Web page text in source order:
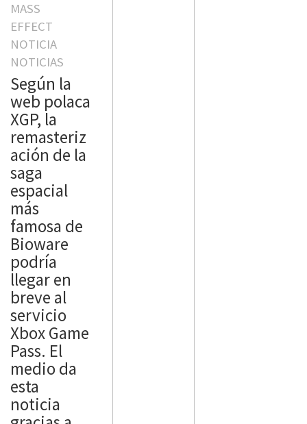
MASS
EFFECT
NOTICIA
NOTICIAS
Según la
web polaca
XGP, la
remasteriz
ación de la
saga
espacial
más
famosa de
Bioware
podría
llegar en
breve al
servicio
Xbox Game
Pass. El
medio da
esta
noticia